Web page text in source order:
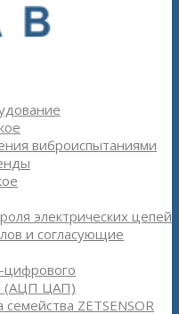
виброиспытаниями
электрических цепей
и согласующие
цифрового
(АЦП ЦАП)
ZETSENSOR